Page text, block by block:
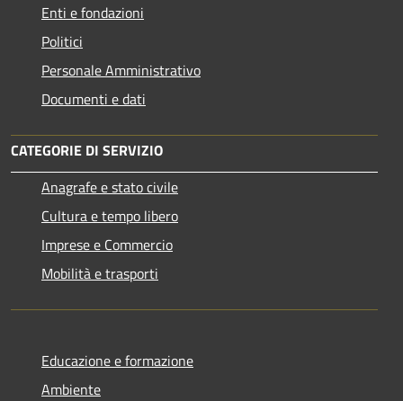
Enti e fondazioni
Politici
Personale Amministrativo
Documenti e dati
CATEGORIE DI SERVIZIO
Anagrafe e stato civile
Cultura e tempo libero
Imprese e Commercio
Mobilità e trasporti
Educazione e formazione
Ambiente